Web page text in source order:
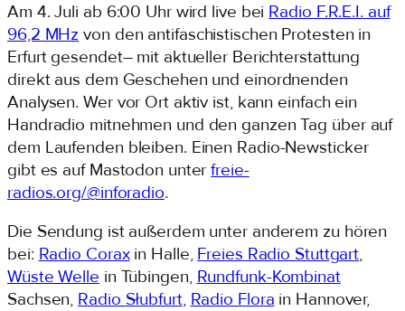
Am 4. Juli ab 6:00 Uhr wird live bei Radio F.R.E.I. auf
96,2 MHz von den antifaschistischen Protesten in
Erfurt gesendet– mit aktueller Berichterstattung
direkt aus dem Geschehen und einordnenden
Analysen. Wer vor Ort aktiv ist, kann einfach ein
Handradio mitnehmen und den ganzen Tag über auf
dem Laufenden bleiben. Einen Radio-Newsticker
gibt es auf Mastodon unterfreie-
radios.org/@inforadio.
Die Sendung ist außerdem unter anderem zu hören
bei: Radio Coraxin Halle, Freies Radio Stuttgart,
Wüste Welle in Tübingen, Rundfunk-Kombinat
Sachsen, Radio Słubfurt, Radio Flora in Hannover,